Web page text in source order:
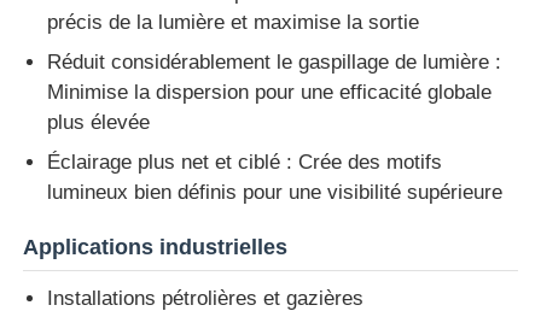
précis de la lumière et maximise la sortie
Réduit considérablement le gaspillage de lumière :
Minimise la dispersion pour une efficacité globale
plus élevée
Éclairage plus net et ciblé : Crée des motifs
lumineux bien définis pour une visibilité supérieure
Applications industrielles
Installations pétrolières et gazières